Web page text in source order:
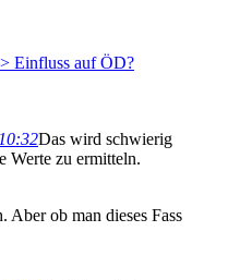
Einfluss auf ÖD?
Das wird schwierig
Werte zu ermitteln.
Aber ob man dieses Fass